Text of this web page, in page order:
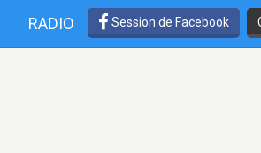
RADIO Session de Facebook